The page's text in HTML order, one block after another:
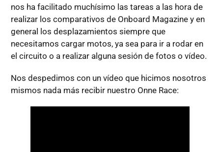
nos ha facilitado muchísimo las tareas a las hora de
realizar los comparativos de Onboard Magazine y en
general los desplazamientos siempre que
necesitamos cargar motos, ya sea para ir a rodar en
el circuito o a realizar alguna sesión de fotos o vídeo.
Nos despedimos con un vídeo que hicimos nosotros
mismos nada más recibir nuestro Onne Race: